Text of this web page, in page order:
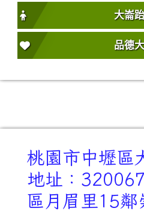
大崙
品德
桃園市中壢區
地址：
區月眉里15